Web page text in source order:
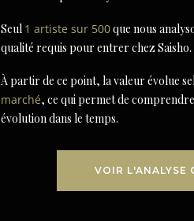
Seul 1 artiste sur 500que nous
qualité requis pour entrer chez Saisho.
À partir de ce point, la valeur évolue
marché, ce qui permet de
évolution dans le temps.
VOIR L'ANALYSE